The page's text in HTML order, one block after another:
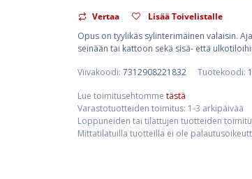
Vertaa
Lisää Toivelistalle
Opus on tyylikäs sylinterimäinen valaisin.
seinään tai kattoon sekä sisä- että
Viivakoodi: 7312908221832 Tuotekoodi:
Lue toimitusehtomme tästä
Varastotuotteiden toimitus: 1-3 arkipäivää
Loppuneiden tai tilattujen tuotteiden
Mittatilatuilla tuotteilla ei ole